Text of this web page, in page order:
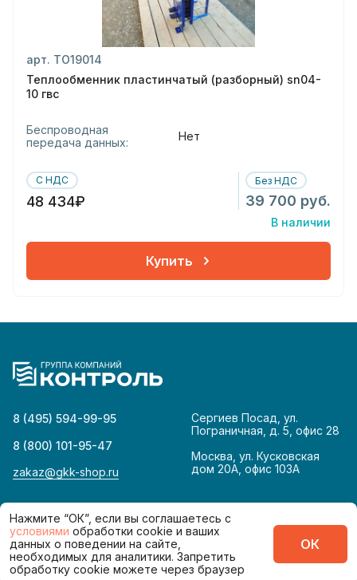
арт. ТО19014
Теплообменник пластинчатый (разборный) sn04-
10 гвс
Беспроводная
передача данных:
Нет
С НДС
48 434₽
Без НДС
39 700 руб.
В наличии
Купить
8 (495) 594-99-95
8 (800) 101-95-47
zakaz@gkk-shop.ru
Сергиев Посад, ул.
Пограничная, д. 5, офис 28
Москва, ул. Кусковская
дом 20А, офис 103А
© 2026Политика конфиденциальности
Сделано в
Нажмите “ОК”, если вы соглашаетесь с
условиями обработки cookie и ваших
данных о поведении на сайте,
необходимых для аналитики. Запретить
обработку cookie можете через браузер
ОК